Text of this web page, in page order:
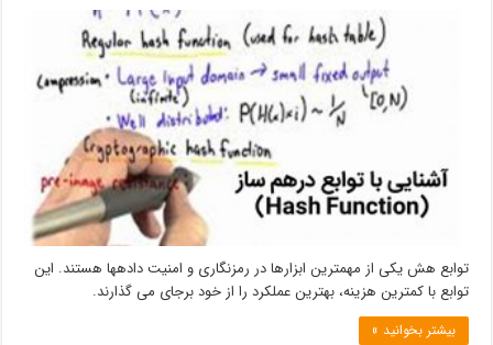
توابع هش یکی از مهمترین ابزارها در رمزنگاری و امنیت داده‎ها هستند. این
توابع با کمترین هزینه، بهترین عملکرد را از خود برجای می‎ گذارند.
بیشتر بخوانید »